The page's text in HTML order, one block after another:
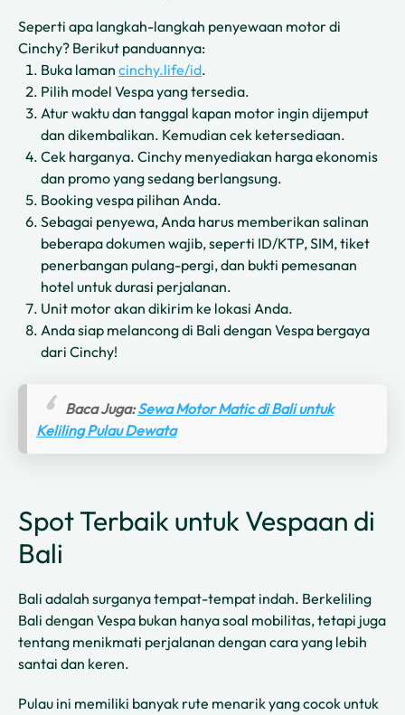
Seperti apa langkah-langkah penyewaan motor di
Cinchy? Berikut panduannya:
Buka laman cinchy.life/id.
Pilih model Vespa yang tersedia.
Atur waktu dan tanggal kapan motor ingin dijemput
dan dikembalikan. Kemudian cek ketersediaan.
Cek harganya. Cinchy menyediakan harga ekonomis
dan promo yang sedang berlangsung.
Booking vespa pilihan Anda.
Sebagai penyewa, Anda harus memberikan salinan
beberapa dokumen wajib, seperti ID/KTP, SIM, tiket
penerbangan pulang-pergi, dan bukti pemesanan
hotel untuk durasi perjalanan.
Unit motor akan dikirim ke lokasi Anda.
Anda siap melancong di Bali dengan Vespa bergaya
dari Cinchy!
Baca Juga:Sewa Motor Matic di Bali untuk
Keliling Pulau Dewata
Spot Terbaik untuk Vespaan di
Bali
Bali adalah surganya tempat-tempat indah. Berkeliling
Bali dengan Vespa bukan hanya soal mobilitas, tetapi juga
tentang menikmati perjalanan dengan cara yang lebih
santai dan keren.
Pulau ini memiliki banyak rute menarik yang cocok untuk